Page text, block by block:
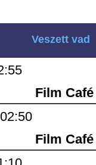
Veszett vad
Film Café
Film Café